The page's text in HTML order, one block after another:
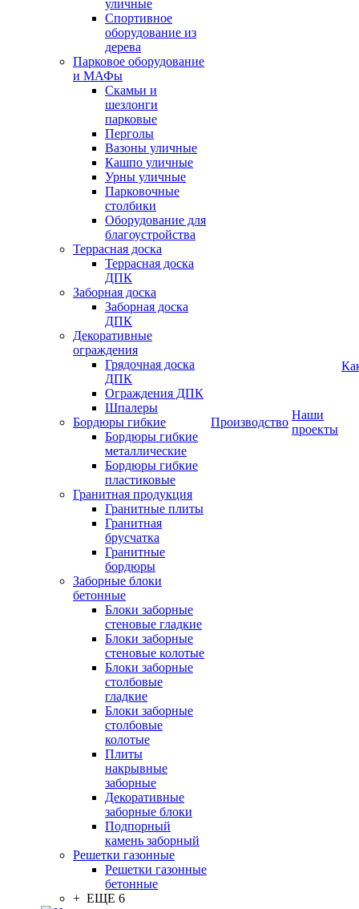
уличные
Спортивное
оборудование из
дерева
Парковое оборудование
и МАФы
Скамьи и
шезлонги
парковые
Перголы
Вазоны уличные
Кашпо уличные
Урны уличные
Парковочные
столбики
Оборудование для
благоустройства
Террасная доска
Террасная доска
ДПК
Заборная доска
Заборная доска
ДПК
Декоративные
ограждения
Грядочная доска
ДПК
Ограждения ДПК
Шпалеры
Бордюры гибкие
Бордюры гибкие
металлические
Бордюры гибкие
пластиковые
Гранитная продукция
Гранитные плиты
Гранитная
брусчатка
Гранитные
бордюры
Заборные блоки
бетонные
Блоки заборные
стеновые гладкие
Блоки заборные
стеновые колотые
Блоки заборные
столбовые
гладкие
Блоки заборные
столбовые
колотые
Плиты
накрывные
заборные
Декоративные
заборные блоки
Подпорный
камень заборный
Решетки газонные
Решетки газонные
бетонные
+ ЕЩЕ 6
Производство
Наши
проекты